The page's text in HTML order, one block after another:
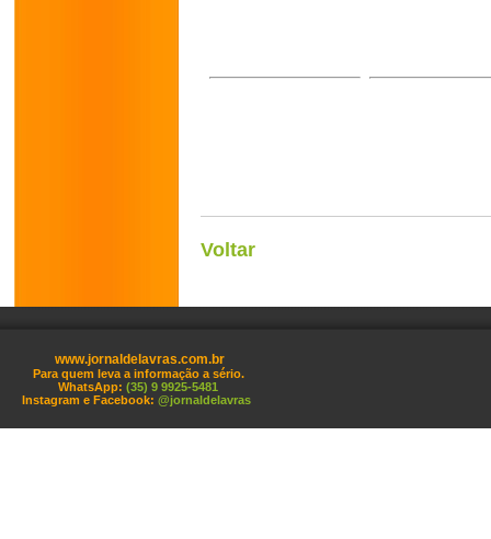
Voltar
www.jornaldelavras.com.br
Para quem leva a informação a sério.
WhatsApp: (35) 9 9925-5481
Instagram e Facebook: @jornaldelavras